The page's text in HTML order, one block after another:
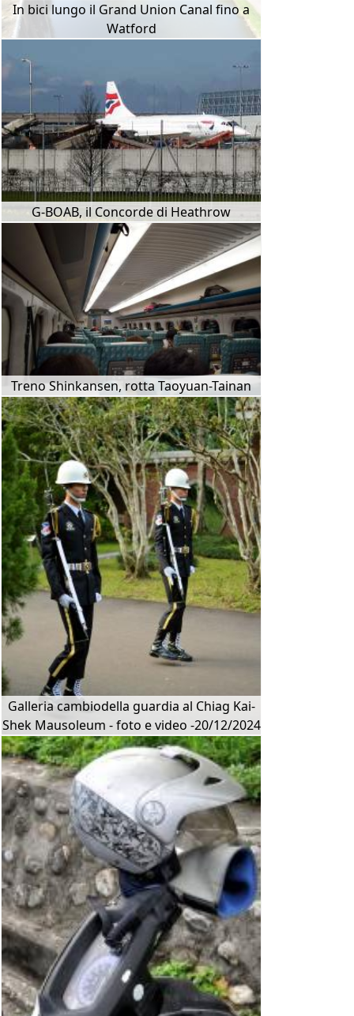
In bici lungo il Grand Union Canal fino a
Watford
G-BOAB, il Concorde di Heathrow
Treno Shinkansen, rotta Taoyuan-Tainan
Galleria cambiodella guardia al Chiag Kai-
Shek Mausoleum - foto e video -20/12/2024